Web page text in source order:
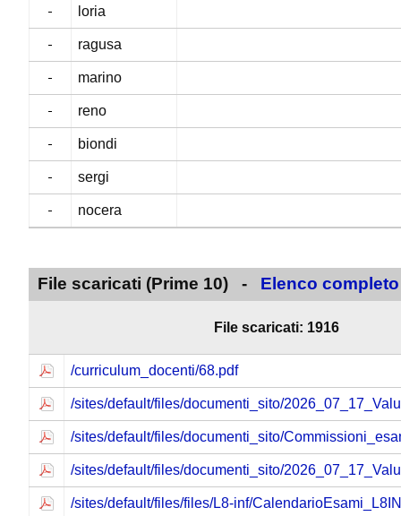
loria
ragusa
marino
reno
biondi
sergi
nocera
File scaricati (Prime 10) - Elenco completo
File scaricati: 1916
/curriculum_docenti/68.pdf
/sites/default/files/documenti_sito/
/sites/default/files/documenti_sito/
/sites/default/files/documenti_sito/
/sites/default/files/files/L8-inf/